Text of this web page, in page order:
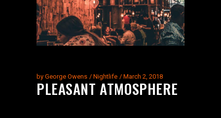
by George Owens Nightlife March 2, 2018
PLEASANT ATMOSPHERE